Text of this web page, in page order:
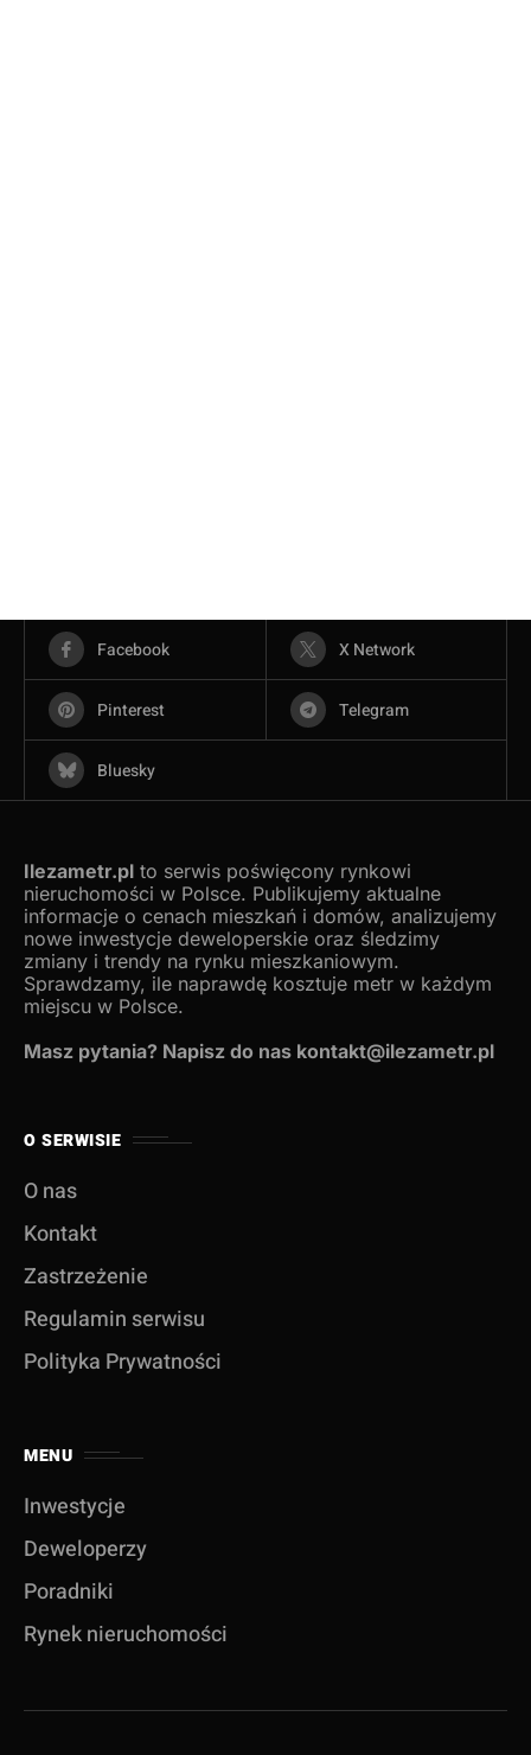
Facebook X Network
Pinterest Telegram
Bluesky
Ilezametr.pl to serwis poświęcony rynkowi
nieruchomości w Polsce. Publikujemy aktualne
informacje o cenach mieszkań i domów, analizujemy
nowe inwestycje deweloperskie oraz śledzimy
zmiany i trendy na rynku mieszkaniowym.
Sprawdzamy, ile naprawdę kosztuje metr w każdym
miejscu w Polsce.
Masz pytania? Napisz do nas kontakt@ilezametr.pl
O SERWISIE
O nas
Kontakt
Zastrzeżenie
Regulamin serwisu
Polityka Prywatności
MENU
Inwestycje
Deweloperzy
Poradniki
Rynek nieruchomości